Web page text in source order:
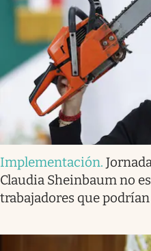
Implementación.
Claudia Sheinbaum no
trabajadores que